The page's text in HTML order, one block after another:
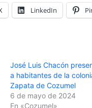
LinkedIn
José Luis Chacón
a habitantes de la
Zapata de Cozumel
6 de mayo de 2024
En «Cozumel»